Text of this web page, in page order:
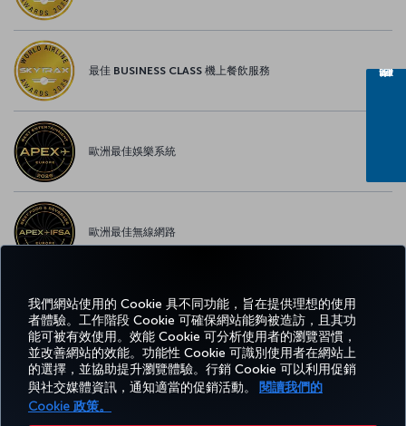
我們網站使用的 Cookie 具不同功能，旨在提供理想的使用
者體驗。工作階段 Cookie 可確保網站能夠被造訪，且其功
能可被有效使用。效能 Cookie 可分析使用者的瀏覽習慣，
並改善網站的效能。功能性 Cookie 可識別使用者在網站上
的選擇，並協助提升瀏覽體驗。行銷 Cookie 可以利用促銷
與社交媒體資訊，通知適當的促銷活動。
閱讀我們的
Cookie 政策。
最佳 BUSINESS CLASS 機上餐飲服務
歐洲最佳娛樂系統
歐洲最佳無線網路
Facebook
TwitterInstagram
YouTubeLinkedIn
Tiktok部落格Pinterest
預訂
及管
體
驗
優惠
及目
的地
說
明
MILES&SMILES
Corporate
Club
TURKISH